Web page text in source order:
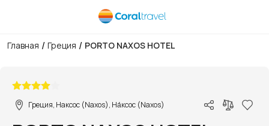
Главная / Греция / PORTO NAXOS HOTEL
Греция, Наксос (Naxos), На́ксос (Naxos)